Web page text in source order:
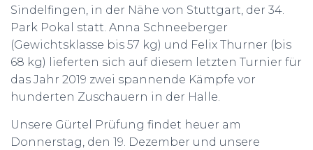
Sindelfingen, in der Nähe von Stuttgart, der 34.
Park Pokal statt. Anna Schneeberger
(Gewichtsklasse bis 57 kg) und Felix Thurner (bis
68 kg) lieferten sich auf diesem letzten Turnier für
das Jahr 2019 zwei spannende Kämpfe vor
hunderten Zuschauern in der Halle.
Unsere Gürtel Prüfung findet heuer am
Donnerstag, den 19. Dezember und unsere